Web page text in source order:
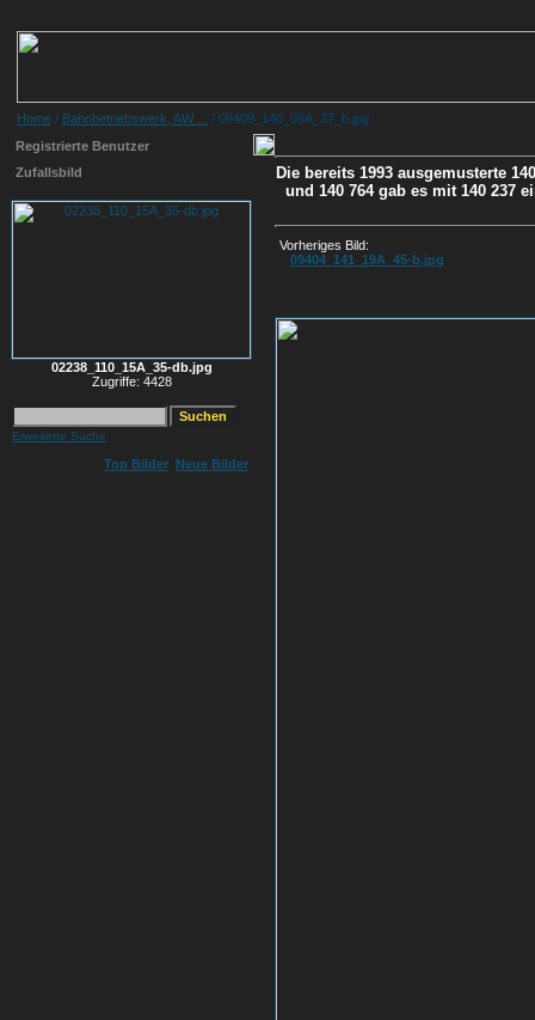
Home / Bahnbetriebswerk, AW ...
/ 09409_140_09A_37_b.jpg
Registrierte Benutzer
Zufallsbild
02238_110_15A_35-db.jpg
Zugriffe: 4428
Erweiterte Suche
Top Bilder Neue Bilder
Die bereits 1993 ausgemusterte
und 140 764 gab es mit 140 237
Vorheriges Bild:
09404_141_19A_45-b.jpg